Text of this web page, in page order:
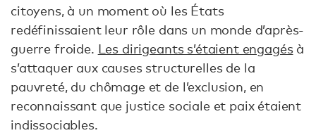
citoyens, à un moment où les États
redéfinissaient leur rôle dans un monde d’après-
guerre froide. Les dirigeants s’étaient engagésà
s’attaquer aux causes structurelles de la
pauvreté, du chômage et de l’exclusion, en
reconnaissant que justice sociale et paix étaient
indissociables.